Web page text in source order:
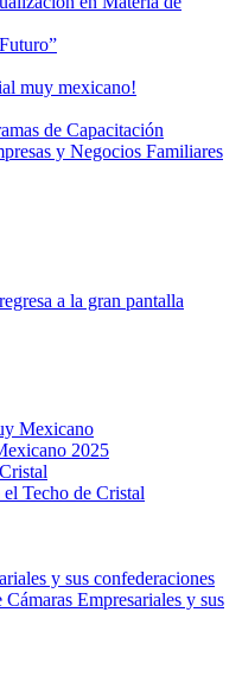
muy mexicano!
de Capacitación
y Negocios Familiares
a la gran pantalla
Mexicano
2025
Techo de Cristal
y sus confederaciones
Empresariales y sus